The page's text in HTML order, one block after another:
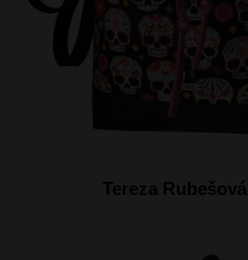
Tereza Rubešová